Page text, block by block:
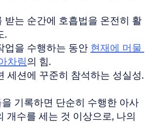
받는 순간에 호흡법을 온전히 활
.
업을 수행하는 동안 현재에 머물
차림의 힘.
세션에 꾸준히 참석하는 성실성.
기록하면 단순히 수행한 아사
개수를 세는 것 이상으로, 나의